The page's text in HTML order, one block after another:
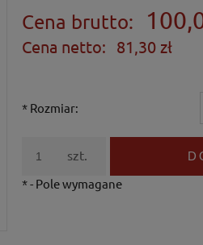
Cena brutto:
Cena netto: 81,30 zł
* Rozmiar:
szt.
*- Pole wymagane